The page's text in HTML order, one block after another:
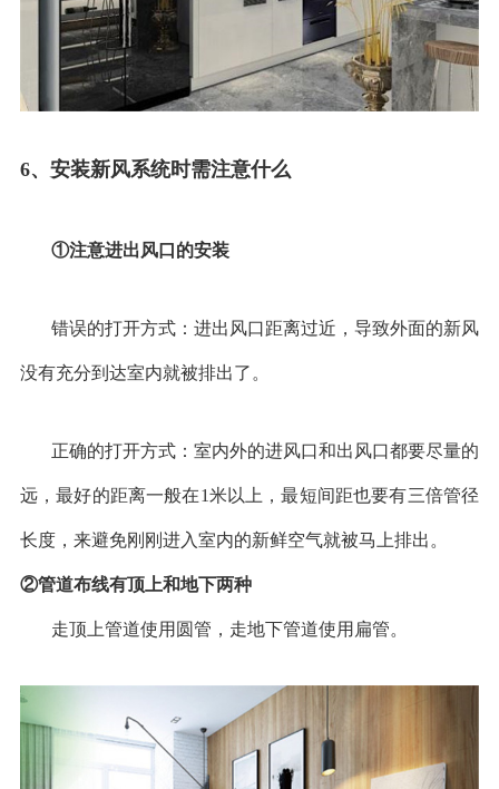
6、安装新风系统时需注意什么
①注意进出风口的安装
错误的打开方式：进出风口距离过近，导致外面的新风
没有充分到达室内就被排出了。
正确的打开方式：室内外的进风口和出风口都要尽量的
远，最好的距离一般在1米以上，最短间距也要有三倍管径
长度，来避免刚刚进入室内的新鲜空气就被马上排出。
②管道布线有顶上和地下两种
走顶上管道使用圆管，走地下管道使用扁管。